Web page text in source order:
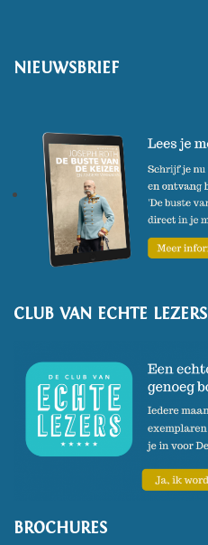
NIEUWSBRIEF
CLUB VAN ECHTE LEZERS
BROCHURES